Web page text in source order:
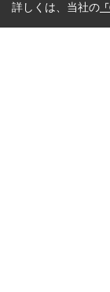
詳しくは、当社の